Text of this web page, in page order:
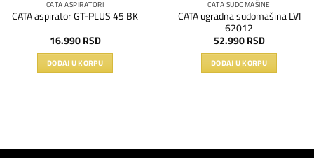
CATA ASPIRATORI
CATA aspirator GT-PLUS 45 BK
16.990 RSD
DODAJ U KORPU
CATA SUDOMAŠINE
CATA ugradna sudomašina LVI
62012
52.990 RSD
DODAJ U KORPU